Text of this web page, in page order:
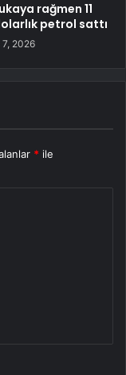
rağmen 11
petrol sattı
2026
* ile